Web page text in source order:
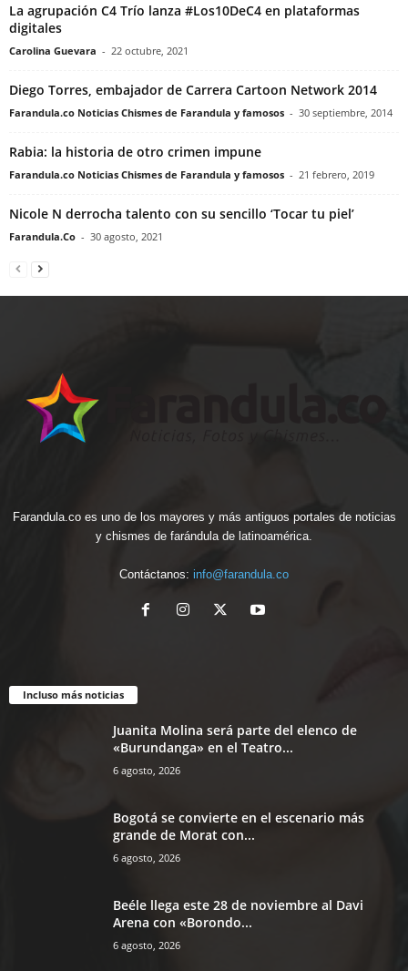
La agrupación C4 Trío lanza #Los10DeC4 en plataformas
digitales
Carolina Guevara - 22 octubre, 2021
Diego Torres, embajador de Carrera Cartoon Network 2014
Farandula.co Noticias Chismes de Farandula y famosos - 30 septiembre, 2014
Rabia: la historia de otro crimen impune
Farandula.co Noticias Chismes de Farandula y famosos - 21 febrero, 2019
Nicole N derrocha talento con su sencillo ‘Tocar tu piel’
Farandula.Co - 30 agosto, 2021
Farandula.co es uno de los mayores y más antiguos portales de noticias
y chismes de farándula de latinoamérica.
Contáctanos: info@farandula.co
Incluso más noticias
Juanita Molina será parte del elenco de
«Burundanga» en el Teatro...
6 agosto, 2026
Bogotá se convierte en el escenario más
grande de Morat con...
6 agosto, 2026
Beéle llega este 28 de noviembre al Davi
Arena con «Borondo...
6 agosto, 2026